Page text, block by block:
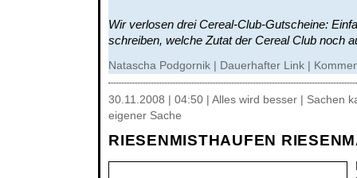
Wir verlosen drei Cereal-Club-Gutscheine:
schreiben, welche Zutat der Cereal Club noch
Natascha Podgornik | Dauerhafter Link
30.11.2008 | 04:50 | Alles wird besser | Sachen
eigener Sache
RIESENMISTHAUFEN